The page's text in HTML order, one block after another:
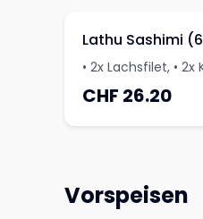
Lathu Sashimi
• 2x Lachsfilet, •
CHF 26.20
Vorspeisen